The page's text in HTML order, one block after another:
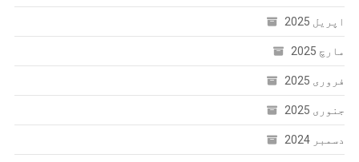
اپریل 2025
مارچ 2025
فروری 2025
جنوری 2025
دسمبر 2024